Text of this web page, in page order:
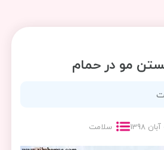
مو در حمام
سلامت